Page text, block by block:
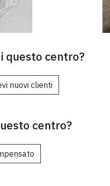
questo centro?
nuovi clienti
centro?